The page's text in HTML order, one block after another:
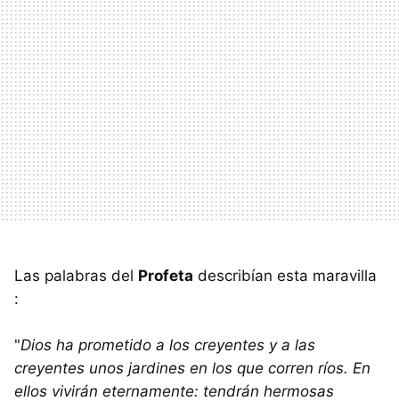
Las palabras del Profeta describían esta maravilla
:
"Dios ha prometido a los creyentes y a las
creyentes unos jardines en los que corren ríos. En
ellos vivirán eternamente: tendrán hermosas